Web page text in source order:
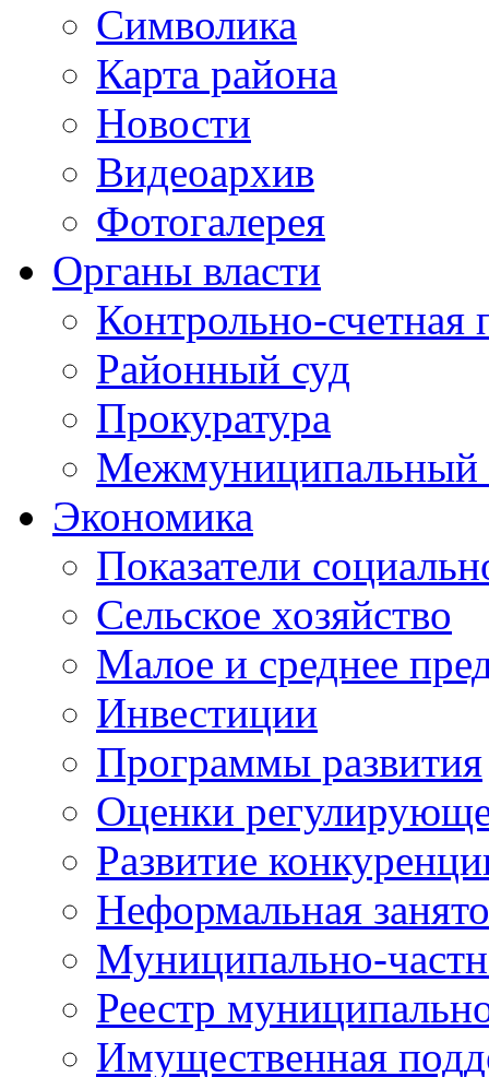
Символика
Карта района
Новости
Видеоархив
Фотогалерея
Органы власти
Контрольно-счетная
Районный суд
Прокуратура
Межмуниципальный
Экономика
Показатели
Сельское хозяйство
Малое и среднее
Инвестиции
Программы развития
Оценки
Развитие
Неформальная
Муниципально-
Реестр
Имущественная